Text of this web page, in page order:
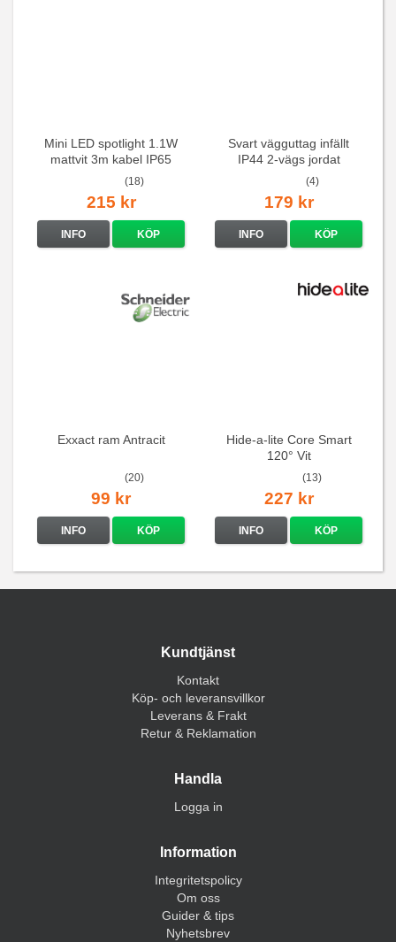
Mini LED spotlight 1.1W
mattvit 3m kabel IP65
(18)
215 kr
INFO KÖP
Svart vägguttag infällt
IP44 2-vägs jordat
(4)
179 kr
INFO KÖP
Exxact ram Antracit
(20)
99 kr
INFO KÖP
Hide-a-lite Core Smart
120° Vit
(13)
227 kr
INFO KÖP
Kundtjänst
Kontakt
Köp- och leveransvillkor
Leverans & Frakt
Retur & Reklamation
Handla
Logga in
Information
Integritetspolicy
Om oss
Guider & tips
Nyhetsbrev